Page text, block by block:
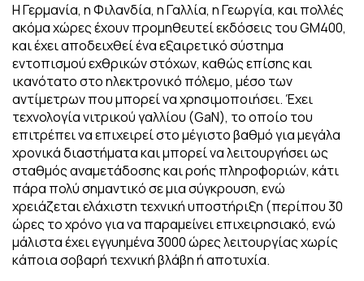
Η Γερμανία, η Φιλανδία, η Γαλλία, η Γεωργία, και πολλές
ακόμα χώρες έχουν προμηθευτεί εκδόσεις του GM400,
και έχει αποδειχθεί ένα εξαιρετικό σύστημα
εντοπισμού εχθρικών στόχων, καθώς επίσης και
ικανότατο στο ηλεκτρονικό πόλεμο, μέσο των
αντίμετρων που μπορεί να χρησιμοποιήσει. Έχει
τεχνολογία νιτρικού γαλλίου (GaN), το οποίο του
επιτρέπει να επιχειρεί στο μέγιστο βαθμό για μεγάλα
χρονικά διαστήματα και μπορεί να λειτουργήσει ως
σταθμός αναμετάδοσης και ροής πληροφοριών, κάτι
πάρα πολύ σημαντικό σε μια σύγκρουση, ενώ
χρειάζεται ελάχιστη τεχνική υποστήριξη (περίπου 30
ώρες το χρόνο για να παραμείνει επιχειρησιακό, ενώ
μάλιστα έχει εγγυημένα 3000 ώρες λειτουργίας χωρίς
κάποια σοβαρή τεχνική βλάβη ή αποτυχία.